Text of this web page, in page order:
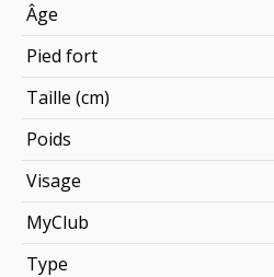
Âge
Pied fort
Taille (cm)
Poids
Visage
MyClub
Type